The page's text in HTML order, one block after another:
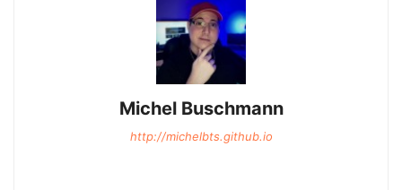
Michel Buschmann
http://michelbts.github.io